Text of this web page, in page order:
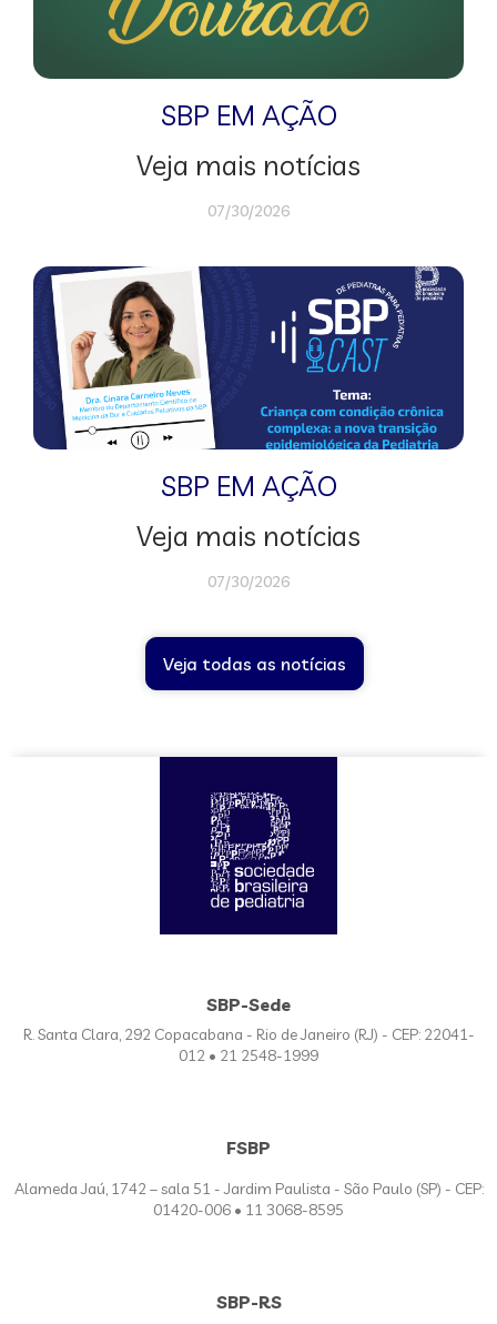
SBP EM AÇÃO
Veja mais notícias
07/30/2026
SBP EM AÇÃO
Veja mais notícias
07/30/2026
Veja todas as notícias
SBP-Sede
R. Santa Clara, 292 Copacabana - Rio de Janeiro (RJ) - CEP: 22041-
012 • 21 2548-1999
FSBP
Alameda Jaú, 1742 – sala 51 - Jardim Paulista - São Paulo (SP) - CEP:
01420-006 • 11 3068-8595
SBP-RS